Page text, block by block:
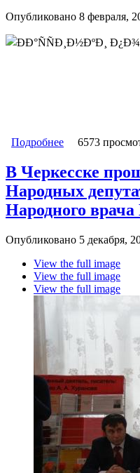
Опубликовано 8 февраля,
Подробнее о Фуад ПАФОВ,
6573
В Черкесске
Народных
Народного
Опубликовано 5 декабря,
View the full image
View the full image
View the full image